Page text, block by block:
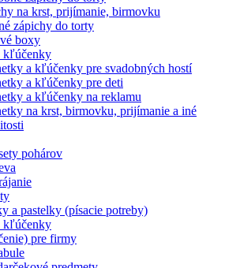
na krst, prijímanie, birmovku
zápichy do torty
boxy
kľúčenky
a kľúčenky pre svadobných hostí
a kľúčenky pre deti
a kľúčenky na reklamu
na krst, birmovku, prijímanie a iné
pohárov
a pastelky (písacie potreby)
kľúčenky
pre firmy